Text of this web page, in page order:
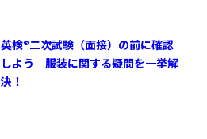
英検®︎二次試験（面接）の前に確認
しよう｜服装に関する疑問を一挙解
決！